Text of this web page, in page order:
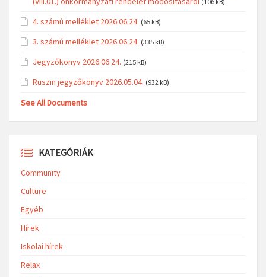
4. számú melléklet 2026.06.24. (65 kB)
3. számú melléklet 2026.06.24. (335 kB)
Jegyzőkönyv 2026.06.24. (215 kB)
Ruszin jegyzőkönyv 2026.05.04. (932 kB)
See All Documents
KATEGÓRIÁK
Community
Culture
Egyéb
Hírek
Iskolai hírek
Relax